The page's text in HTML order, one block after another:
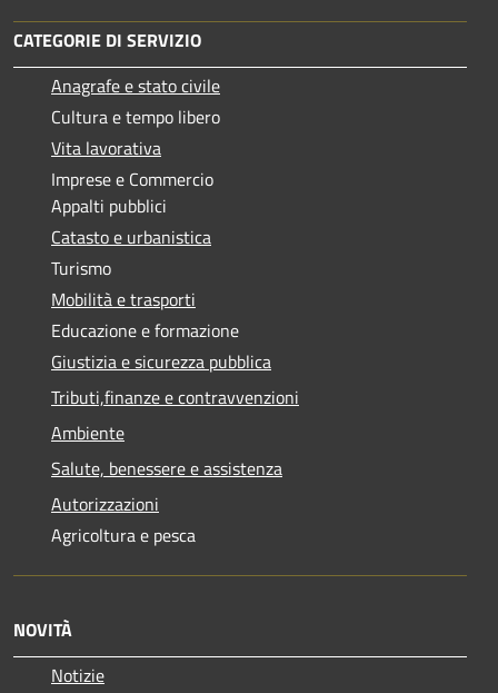
CATEGORIE DI SERVIZIO
Anagrafe e stato civile
Cultura e tempo libero
Vita lavorativa
Imprese e Commercio
Appalti pubblici
Catasto e urbanistica
Turismo
Mobilità e trasporti
Educazione e formazione
Giustizia e sicurezza pubblica
Tributi,finanze e contravvenzioni
Ambiente
Salute, benessere e assistenza
Autorizzazioni
Agricoltura e pesca
NOVITÀ
Notizie